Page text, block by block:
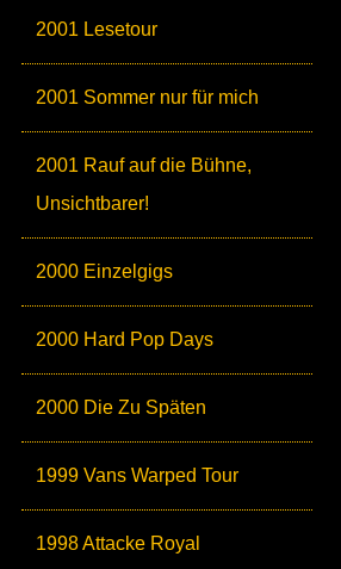
2001 Lesetour
2001 Sommer nur für mich
2001 Rauf auf die Bühne,
Unsichtbarer!
2000 Einzelgigs
2000 Hard Pop Days
2000 Die Zu Späten
1999 Vans Warped Tour
1998 Attacke Royal